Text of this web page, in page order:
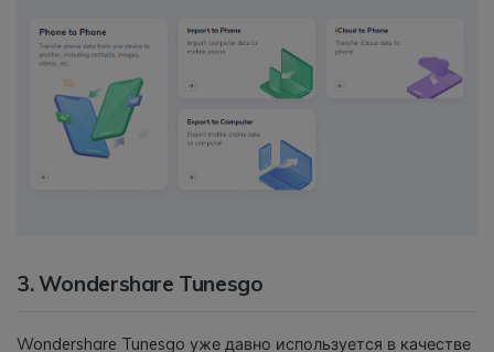
3. Wondershare Tunesgo
Wondershare Tunesgo уже давно используется в качестве